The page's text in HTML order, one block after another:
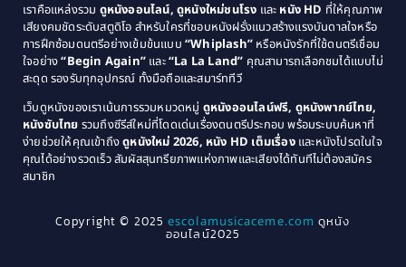
Coming of Age ก้าวพ้นวัย(1)
Coming-of-Age(3)
Community(1)
Crime อาชญากรรม(289)
Cult Film(4)
1979
1978
1976
1975
1974
1971
1970
1969
1968
1964
1963
1940
เราคือแหล่งรวม ดูหนังออนไลน์, ดูหนังใหม่ชนโรง และ หนัง HD ที่ให้คุณภาพ
เสียงคมชัดระดับสตูดิโอ สำหรับใครที่ชอบหนังฝรั่งแนวสร้างแรงบันดาลใจหรือ
การฝึกซ้อมดนตรีอย่างเข้มข้นแบบ “Whiplash” หรือหนังรักที่ใช้ดนตรีเชื่อม
ใจอย่าง“Begin Again” และ“La La Land” คุณสามารถเลือกชมได้แบบไม่
สะดุด รองรับทุกอุปกรณ์ ทั้งมือถือและสมาร์ททีวี
เว็บดูหนังของเราเน้นการรวมหมวดหมู่ ดูหนังออนไลน์ฟรี, ดูหนังพากย์ไทย,
หนังซับไทย รวมถึงซีรีส์ใหม่ที่โดดเด่นเรื่องดนตรีประกอบ พร้อมระบบค้นหาที่
ง่ายช่วยให้คุณเข้าถึงดูหนังใหม่ 2026, หนัง HD เต็มเรื่องและหนังโปรดในใจ
คุณได้อย่างรวดเร็ว สัมผัสสุนทรียภาพแห่งภาพและเสียงได้ทันทีไม่ต้องสมัคร
สมาชิก
Copyright © 2025escolamusicaceme.com ดูหนัง
ออนไลน์2025